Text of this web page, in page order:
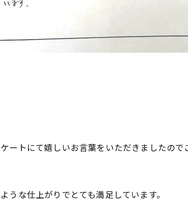
ートにて嬉しいお言葉をいただきましたの
な仕上がりでとても満足しています。